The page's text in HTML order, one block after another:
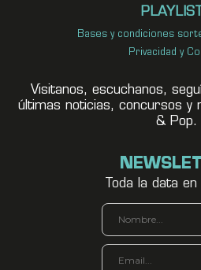
Bases y condiciones
Privacidad y
Visitanos, escuchanos,
últimas noticias, concursos y
& Pop.
Toda la data